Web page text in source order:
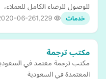
للوصول للرضاء الكامل للعملاء،
خدمات 06-26
مكتب ترجمة
مكتب ترجمة معتمد في
المعتمدة في السعودية